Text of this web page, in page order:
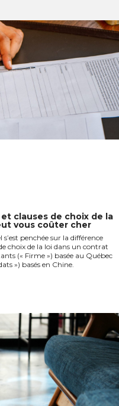
clauses de choix de la
vous coûter cher
penchée sur la différence
choix de la loi dans un contrat
(« Firme ») basée au Québec
») basés en Chine.